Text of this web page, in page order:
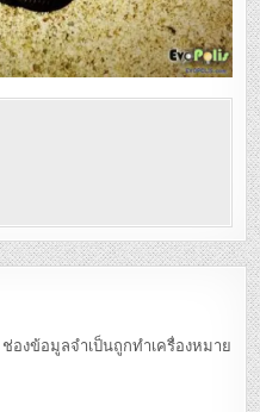
ช่องข้อมูลจำเป็นถูกทำเครื่องหมาย